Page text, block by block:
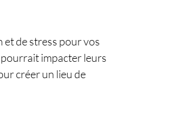
de stress pour vos
pourrait impacter leurs
créer un lieu de